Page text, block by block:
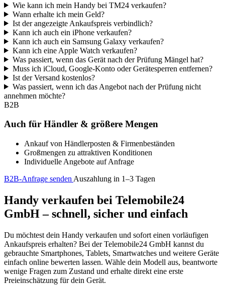
Wie kann ich mein Handy bei TM24 verkaufen?
Wann erhalte ich mein Geld?
Ist der angezeigte Ankaufspreis verbindlich?
Kann ich auch ein iPhone verkaufen?
Kann ich auch ein Samsung Galaxy verkaufen?
Kann ich eine Apple Watch verkaufen?
Was passiert, wenn das Gerät nach der Prüfung Mängel hat?
Muss ich iCloud, Google-Konto oder Gerätesperren entfernen?
Ist der Versand kostenlos?
Was passiert, wenn ich das Angebot nach der Prüfung nicht
annehmen möchte?
B2B
Auch für Händler & größere Mengen
Ankauf von Händlerposten & Firmenbeständen
Großmengen zu attraktiven Konditionen
Individuelle Angebote auf Anfrage
B2B-Anfrage senden Auszahlung in 1–3 Tagen
Handy verkaufen bei Telemobile24
GmbH – schnell, sicher und einfach
Du möchtest dein Handy verkaufen und sofort einen vorläufigen
Ankaufspreis erhalten? Bei der Telemobile24 GmbH kannst du
gebrauchte Smartphones, Tablets, Smartwatches und weitere Geräte
einfach online bewerten lassen. Wähle dein Modell aus, beantworte
wenige Fragen zum Zustand und erhalte direkt eine erste
Preieinschätzung für dein Gerät.